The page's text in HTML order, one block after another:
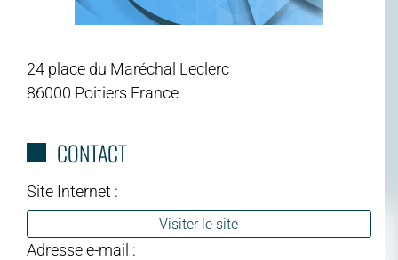
24 place du Maréchal Leclerc
86000 Poitiers France
CONTACT
Site Internet :
Visiter le site
Adresse e-mail :